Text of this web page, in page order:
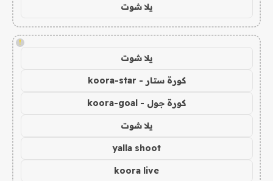
يلا شوت
!
يلا شوت
كورة ستار - koora-star
كورة جول - koora-goal
يلا شوت
yalla shoot
koora live